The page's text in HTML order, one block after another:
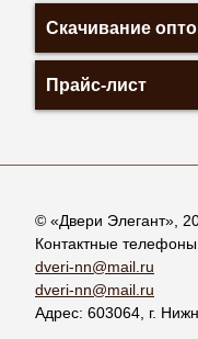
Скачивание
Прайс-лист
© «Двери Элегант»,
Контактные
dveri-nn@mail.ru
dveri-nn@mail.ru
Адрес: 603064 , г.